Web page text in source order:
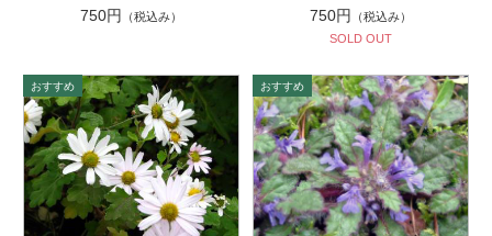
750円
（税込み）
750円
（税込み）
SOLD OUT